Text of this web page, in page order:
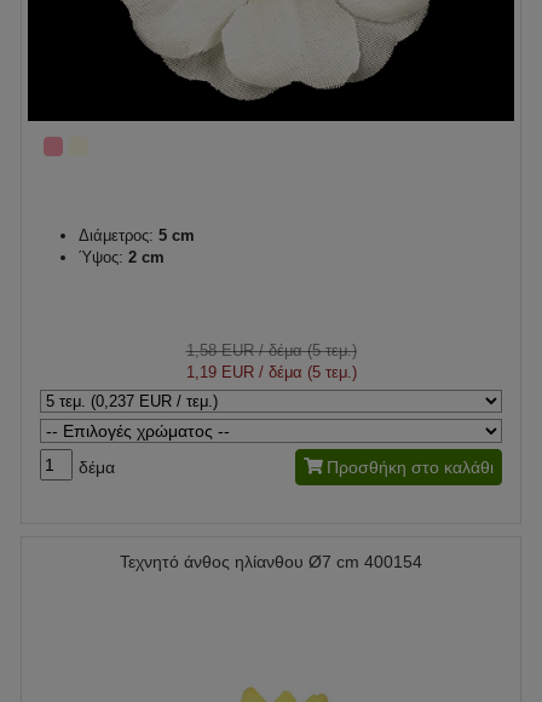
Διάμετρος: 5 cm
Ύψος: 2 cm
1,58 EUR/ δέμα (5 τεμ.)
1,19 EUR/ δέμα (5 τεμ.)
δέμα Προσθήκη στο καλάθι
Τεχνητό άνθος ηλίανθου Ø7 cm 400154